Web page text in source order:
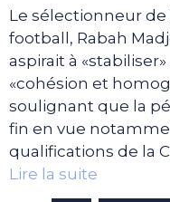
Le sélectionneur de
football, Rabah
aspirait à
«cohésion et
soulignant que la
fin en vue
qualifications de la
Lire la suite